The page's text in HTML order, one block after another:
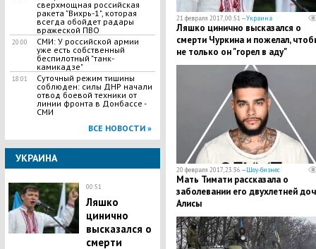
сверхмощная российская
ракета "Вихрь-1", которая
всегда обойдет радары
вражеской ПВО
20:00
СМИ: У российской армии
уже есть собственный
беспилотный "танк-
камикадзе"
18:01
Суточный режим тишины
соблюден: силы ДНР начали
отвод боевой техники от
линии фронта в Донбассе -
СМИ
ВСЕ НОВОСТИ »
УКРАИНА
00:51
Ляшко
цинично
высказался о
смерти
21 февраля 2017, 00:51 —Украина
Ляшко цинично высказался о
смерти Чуркина и пожелал,
не только он "горел в аду"
20 февраля 2017, 23:36 —Шоу-бизнес
Мать Тимати рассказала о
заболевании его двухлетней
Алисы